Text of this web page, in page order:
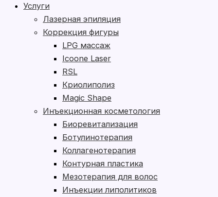
Услуги
Лазерная эпиляция
Коррекция фигуры
LPG массаж
Icoone Laser
RSL
Криолиполиз
Magic Shape
Инъекционная косметология
Биоревитализация
Ботулинотерапия
Коллагенотерапия
Контурная пластика
Мезотерапия для волос
Инъекции липолитиков